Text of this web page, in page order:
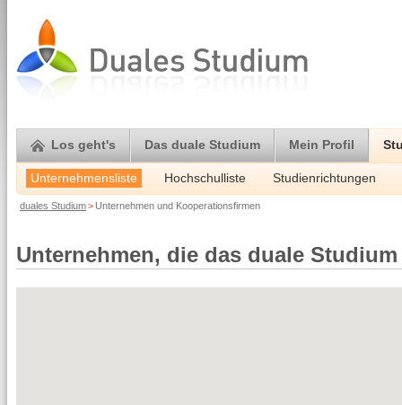
Los geht's Das duale Studium Mein Profil
Unternehmensliste Hochschulliste Studienrichtungen
duales Studium> Unternehmen und Kooperationsfirmen
Unternehmen, die das duale